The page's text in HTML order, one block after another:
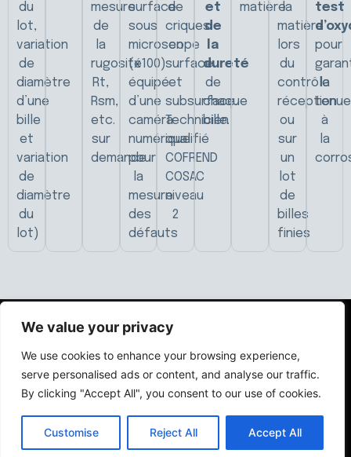
We value your privacy
We use cookies to enhance your browsing experience,
serve personalised ads or content, and analyse our traffic.
By clicking "Accept All", you consent to our use of cookies.
Customise Reject All Accept All
du
lot,
variation
de
diamètre
d’une
bille
et
variation
de
diamètre
du
lot)
mesure
de
la
rugosité
Rt,
Rsm,
etc.
sur
demande
surface
sous
microscope
(x100)
équipé
d’une
caméra
numérique
pour
la
mesure
des
défauts
de
criques
en
surface
et
subsurface.
Technicien
qualifié
COFREND
COSAC
niveau
2
et
de
la
dureté
de
chaque
bille.
matièrela
matière
lors
du
contrôle
réception
ou
sur
un
lot
de
billes
finies
test
pour
la
tenue
à
la
Vous avez
un besoin